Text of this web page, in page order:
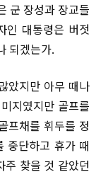
군 장성과 장교들
인 대통령은 버젓
되겠는가.
았지만 아무 때나
지였지만 골프를
프채를 휘두를 정
중단하고 휴가 때
주 찾을 것 같았던